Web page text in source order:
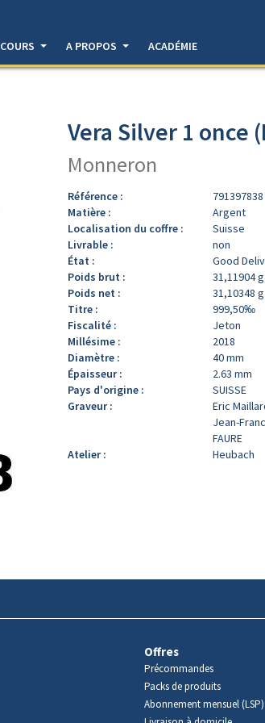
COURS A PROPOS ACADÉMIE
Vera Silver 1 once
Monneron
Référence :
791397838
Matière :
Argent
Localisation du coffre :
Suisse
Livrable :
non
État :
Good
Poids brut :
31,11904 g
Poids net :
31,10348 g
Titre :
999,50‰
Fiscalité :
Jeton
Millésime :
2018
Diamètre :
40 mm
Épaisseur :
2.63 mm
Pays d'origine :
SUISSE
Graveur :
Eric
Jean-
FAURE
Atelier :
Heubach
Offres
Précommandes
Packs de produits
Abonnement mensuel (LSP)